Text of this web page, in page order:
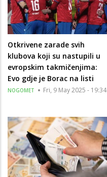
Otkrivene zarade svih
klubova koji su nastupili u
evropskim takmičenjima:
Evo gdje je Borac na listi
NOGOMET Fri, 9 May 2025 - 19:34